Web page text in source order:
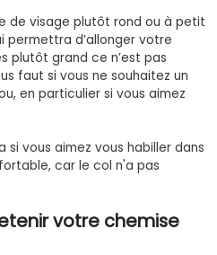
de visage plutôt rond ou à petit
permettra d’allonger votre
plutôt grand ce n’est pas
faut si vous ne souhaitez un
en particulier si vous aimez
si vous aimez vous habiller dans
car le col n'a pas
votre chemise